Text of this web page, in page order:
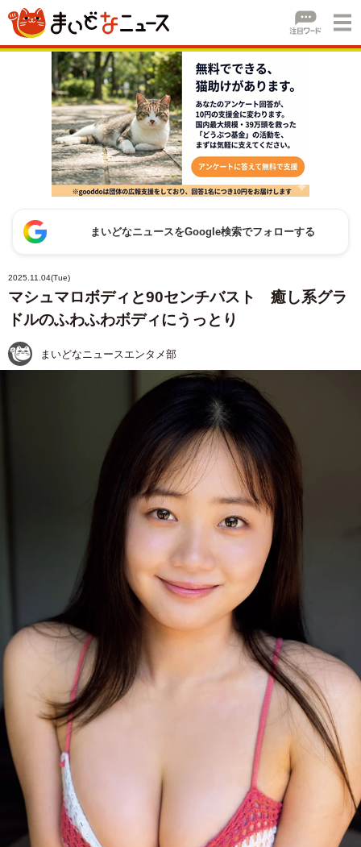
まいどなニュースをGoogle検索でフォローする
2025.11.04(Tue)
マシュマロボディと90センチバスト 癒し系グラ
ドルのふわふわボディにうっとり
まいどなニュースエンタメ部